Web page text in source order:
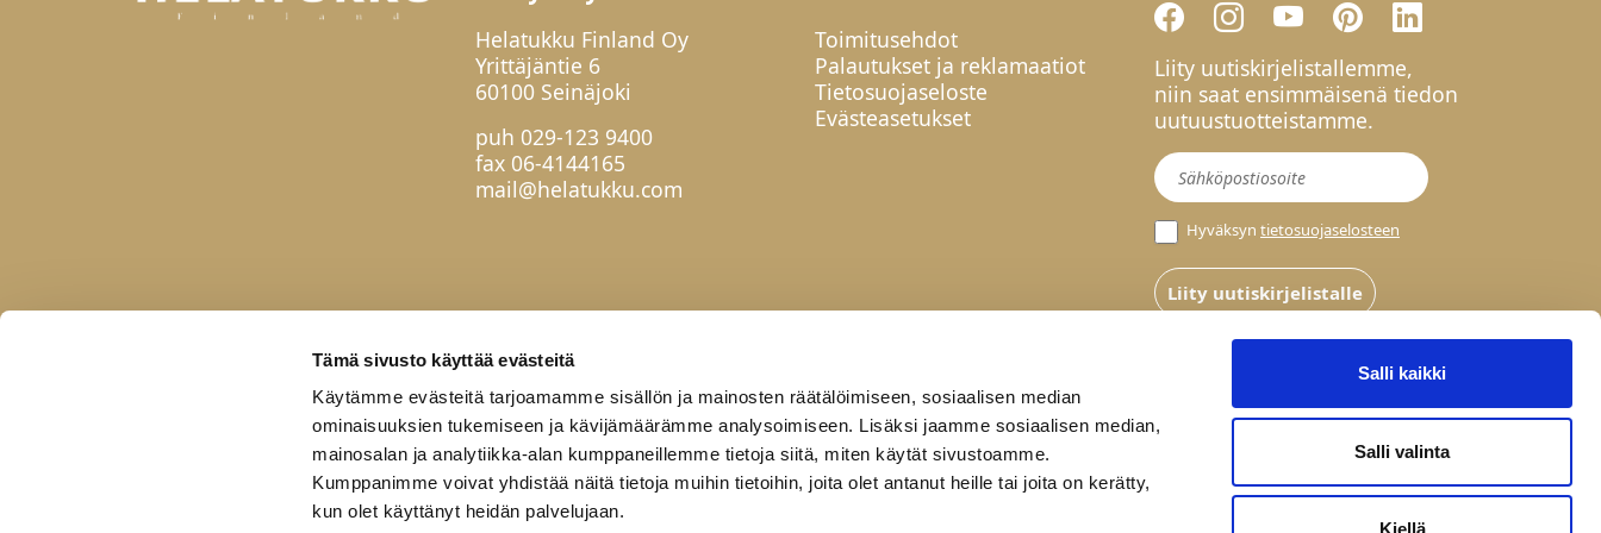
Tämä sivusto käyttää evästeitä
Käytämme evästeitä tarjoamamme sisällön ja mainosten räätälöimiseen, sosiaalisen median
ominaisuuksien tukemiseen ja kävijämäärämme analysoimiseen. Lisäksi jaamme sosiaalisen median,
mainosalan ja analytiikka-alan kumppaneillemme tietoja siitä, miten käytät sivustoamme.
Kumppanimme voivat yhdistää näitä tietoja muihin tietoihin, joita olet antanut heille tai joita on kerätty,
kun olet käyttänyt heidän palvelujaan.
Salli kaikki
Salli valinta
Kiellä
Helatukku Finland Oy
Yrittäjäntie 6
60100 Seinäjoki
puh 029-123 9400
fax 06-4144165
mail@helatukku.com
Toimitusehdot
Palautukset ja reklamaatiot
Tietosuojaseloste
Evästeasetukset
Liity uutiskirjelistallemme,
niin saat ensimmäisenä tiedon
uutuustuotteistamme.
Uutiskirje
Hyväksyn tietosuojaselosteen
Liity uutiskirjelistalle
Uutuudet Yhteistyökumppanit